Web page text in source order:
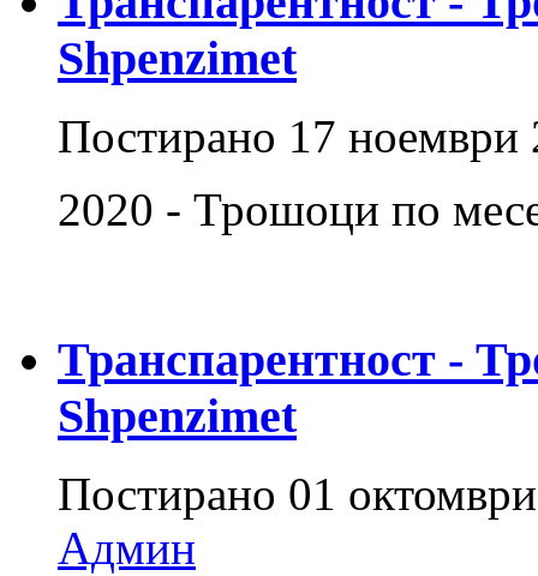
Shpenzimet
Постирано 17 ноември
2020 - Трошоци по
Транспарентност -
Shpenzimet
Постирано 01
Админ